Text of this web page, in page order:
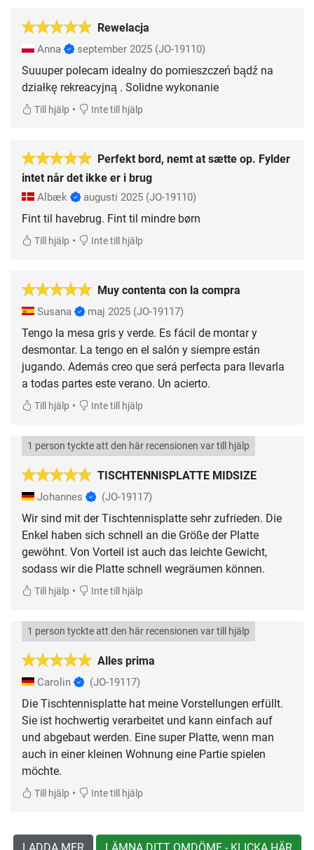
Rewelacja
Anna september 2025 (JO-19110)
Suuuper polecam idealny do pomieszczeń bądź na
działkę rekreacyjną . Solidne wykonanie
Till hjälp • Inte till hjälp
Perfekt bord, nemt at sætte op. Fylder
intet når det ikke er i brug
Albæk augusti 2025 (JO-19110)
Fint til havebrug. Fint til mindre børn
Till hjälp • Inte till hjälp
Muy contenta con la compra
Susana maj 2025 (JO-19117)
Tengo la mesa gris y verde. Es fácil de montar y
desmontar. La tengo en el salón y siempre están
jugando. Además creo que será perfecta para llevarla
a todas partes este verano. Un acierto.
Till hjälp • Inte till hjälp
TISCHTENNISPLATTE MIDSIZE
1 person tyckte att den här recensionen var till hjälp
Johannes (JO-19117)
Wir sind mit der Tischtennisplatte sehr zufrieden. Die
Enkel haben sich schnell an die Größe der Platte
gewöhnt. Von Vorteil ist auch das leichte Gewicht,
sodass wir die Platte schnell wegräumen können.
Till hjälp • Inte till hjälp
Alles prima
1 person tyckte att den här recensionen var till hjälp
Carolin (JO-19117)
Die Tischtennisplatte hat meine Vorstellungen erfüllt.
Sie ist hochwertig verarbeitet und kann einfach auf
und abgebaut werden. Eine super Platte, wenn man
auch in einer kleinen Wohnung eine Partie spielen
möchte.
Till hjälp • Inte till hjälp